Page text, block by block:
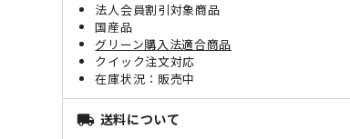
法人会員割引対象商品
国産品
グリーン購入法適合商品
クイック注文対応
販売中
local_shipping 送料について